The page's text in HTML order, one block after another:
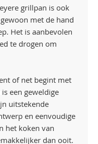
grillpan is ook
met de hand
Het is aanbevolen
te drogen om
of net begint met
een geweldige
uitstekende
en eenvoudige
het koken van
dan ooit.